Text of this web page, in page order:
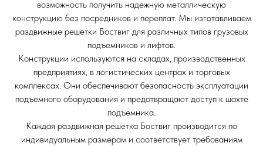
возможность получить надежную металлическую
конструкцию без посредников и переплат. Мы изготавливаем
раздвижные решетки Боствиг для различных типов грузовых
подъемников и лифтов.
Конструкции используются на складах, производственных
предприятиях, в логистических центрах и торговых
комплексах. Они обеспечивают безопасность эксплуатации
подъемного оборудования и предотвращают доступ к шахте
подъемника.
Каждая раздвижная решетка Боствиг производится по
индивидуальным размерам и соответствует требованиям